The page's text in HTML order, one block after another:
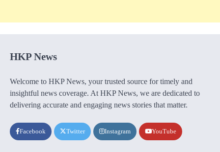
HKP News
Welcome to HKP News, your trusted source for timely and
insightful news coverage. At HKP News, we are dedicated to
delivering accurate and engaging news stories that matter.
Facebook Twitter Instagram YouTube